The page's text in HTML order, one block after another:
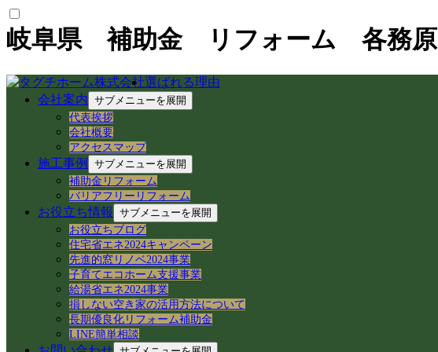
岐阜県 補助金 リフォーム 各務
選ばれる理由
会社案内 サブメニューを展開
代表挨拶
会社概要
アクセスマップ
施工事例
サブメニューを展開
補助金リフォーム
バリアフリーリフォーム
お役立ち情報
サブメニューを展開
お役立ちブログ
住宅省エネ2024キャンペーン
先進的窓リノベ2024事業
子育てエコホーム支援事業
給湯省エネ2024事業
損しない空き家の活用方法について
長期優良化リフォーム補助金
LINE簡単相談
最新の投稿
【中山道今須宿】歴史と空き家再生が交差する街！徳川家康
【空き家から空き家へ】家具レスキューで地域おこし協力隊
岐阜県各務原市での空き家売買｜確定測量と境界杭設置（境界
岐阜県各務原市｜賃貸住宅の売却準備！退去前の室内確認と修
岐阜市のアパートでシャワーホースを交換！アダプター適合の
岐阜県各務原市の空き家・賃貸管理｜入居者募集とDIY補修の
【岐阜県各務原市】事務所の大掃除＆床ワックス掛けを実施
岐阜県各務原市｜減築リフォームとテラス屋根下の土間コンク
【岐阜県】命を守る木造住宅の耐震改修へ！新県庁での講習会
岐阜市で築50年の空き家をどう活用する？民泊・レンタルキ
カテゴリー
空き家民泊 (22)